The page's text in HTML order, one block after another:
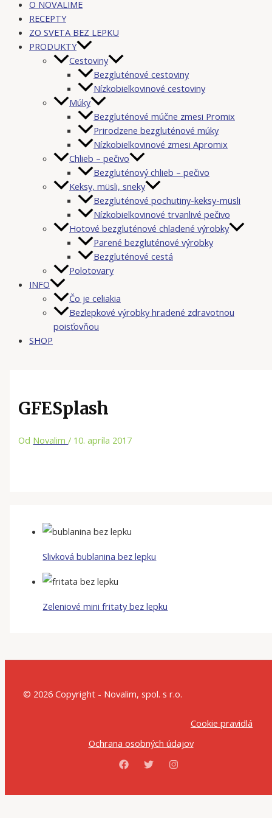
O NOVALIME
RECEPTY
ZO SVETA BEZ LEPKU
PRODUKTY
Cestoviny
Bezgluténové cestoviny
Nízkobielkovinové cestoviny
Múky
Bezgluténové múčne zmesi Promix
Prirodzene bezgluténové múky
Nízkobielkovinové zmesi Apromix
Chlieb – pečivo
Bezgluténový chlieb – pečivo
Keksy, müsli, sneky
Bezgluténové pochutiny-keksy-müsli
Nízkobielkovinové trvanlivé pečivo
Hotové bezgluténové chladené výrobky
Parené bezgluténové výrobky
Bezgluténové cestá
Polotovary
INFO
Čo je celiakia
Bezlepkové výrobky hradené zdravotnou
poisťovňou
SHOP
GFESplash
Od Novalim/ 10. apríla 2017
Slivková bublanina bez lepku
Zeleniové mini fritaty bez lepku
© 2026 Copyright - Novalim, spol. s r.o.
Cookie pravidlá
Ochrana osobných údajov